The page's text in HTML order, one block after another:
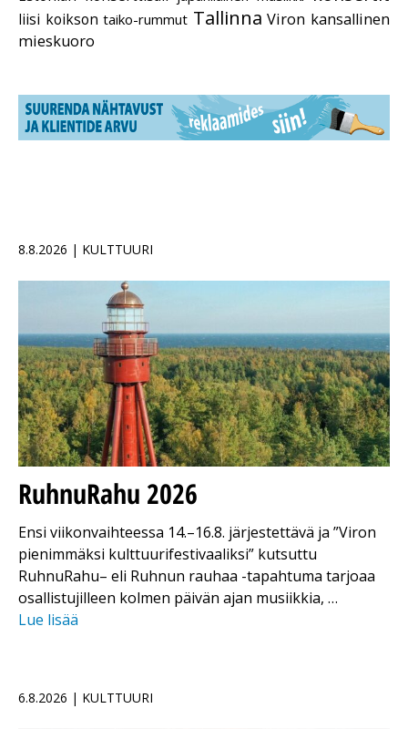
liisi koikson taiko-rummut Tallinna Viron kansallinen
mieskuoro
8.8.2026 | KULTTUURI
RuhnuRahu 2026
Ensi viikonvaihteessa 14.–16.8. järjestettävä ja ”Viron
pienimmäksi kulttuurifestivaaliksi” kutsuttu
RuhnuRahu– eli Ruhnun rauhaa -tapahtuma tarjoaa
osallistujilleen kolmen päivän ajan musiikkia, …
Lue lisää
6.8.2026 | KULTTUURI